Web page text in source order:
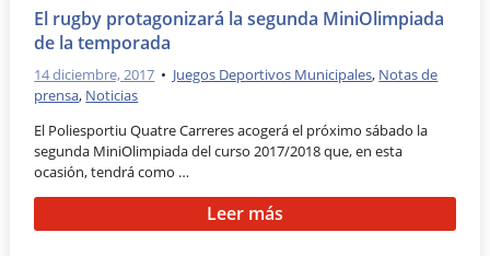
El rugby protagonizará la segunda MiniOlimpiada
de la temporada
14 diciembre, 2017 • Juegos Deportivos Municipales, Notas de
prensa, Noticias
El Poliesportiu Quatre Carreres acogerá el próximo sábado la
segunda MiniOlimpiada del curso 2017/2018 que, en esta
ocasión, tendrá como …
Leer más